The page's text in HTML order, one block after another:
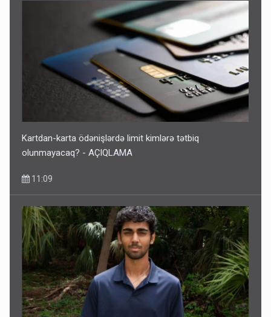
Bu ölkələrə şəxsiyyət vəsiqəsi ilə gedə biləcəksiniz -
Ərdoğana sui-qəsd planının iştirakçısı detalları açıqladı
5 Avqust 16:56
Kartdan-karta ödənişlərdə limit kimlərə tətbiq
olunmayacaq? - AÇIQLAMA
11:09